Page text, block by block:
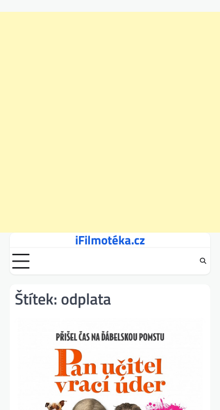
content
iFilmotéka.cz
Štítek: odplata